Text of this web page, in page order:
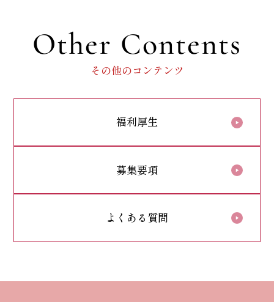
Other Contents
その他のコンテンツ
福利厚生
募集要項
よくある質問